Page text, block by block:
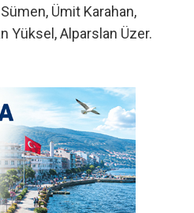
Ümit Karahan,
Yüksel, Alparslan Üzer.